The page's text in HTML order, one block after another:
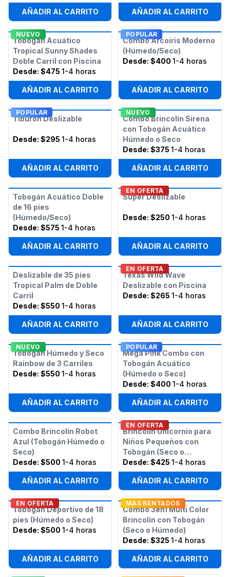
AÑADIR AL CARRITO AÑADIR AL CARRITO
NUEVO
Tobogán Acuático
Tropical Sunny Shades
Doble Carril con Piscina
Desde: $475 1-4 horas
AÑADIR AL CARRITO
POPULAR
Combo Arcoíris Moderno
(Húmedo/Seco)
Desde: $400 1-4 horas
AÑADIR AL CARRITO
POPULAR
Tiburón Deslizable
Desde: $295 1-4 horas
AÑADIR AL CARRITO
NUEVO
Combo Brincolín Sirena
con Tobogán Acuático
Húmedo o Seco
Desde: $375 1-4 horas
AÑADIR AL CARRITO
Tobogán Acuático Doble
de 16 pies
(Húmedo/Seco)
Desde: $575 1-4 horas
AÑADIR AL CARRITO
EN OFERTA
Super Deslizable
Desde: $250 1-4 horas
AÑADIR AL CARRITO
Deslizable de 35 pies
Tropical Palm de Doble
Carril
Desde: $550 1-4 horas
AÑADIR AL CARRITO
EN OFERTA
Texas Wild Wave
Deslizable con Piscina
Desde: $265 1-4 horas
AÑADIR AL CARRITO
NUEVO
Tobogán Húmedo y Seco
Rainbow de 3 Carriles
Desde: $550 1-4 horas
AÑADIR AL CARRITO
POPULAR
Mega Pink Combo con
Tobogán Acuático
(Húmedo o Seco)
Desde: $400 1-4 horas
AÑADIR AL CARRITO
Combo Brincolín Robot
Azul (Tobogán Húmedo o
Seco)
Desde: $500 1-4 horas
AÑADIR AL CARRITO
EN OFERTA
Brincolín Unicornio para
Niños Pequeños con
Tobogán (Seco o
Húmedo)
Desde: $425 1-4 horas
AÑADIR AL CARRITO
EN OFERTA
Tobogán Deportivo de 18
pies (Húmedo o Seco)
Desde: $500 1-4 horas
AÑADIR AL CARRITO
MAS RENTADOS
Combo 3en1 Multi Color
Brincolín con Tobogán
(Seco o Húmedo)
Desde: $325 1-4 horas
AÑADIR AL CARRITO